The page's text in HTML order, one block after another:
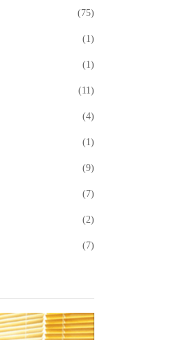
(75)
(1)
(1)
(11)
(4)
(1)
(9)
(7)
(2)
(7)